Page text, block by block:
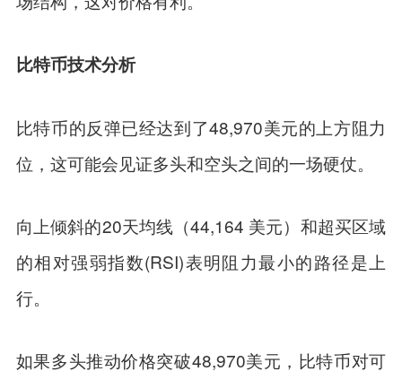
比特币技术分析
比特币的反弹已经达到了48,970美元的上方阻力
位，这可能会见证多头和空头之间的一场硬仗。
向上倾斜的20天均线（44,164 美元）和超买区域
的相对强弱指数(RSI)表明阻力最小的路径是上
行。
如果多头推动价格突破48,970美元，比特币对可